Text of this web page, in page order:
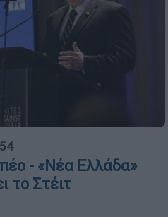
- «Νέα Ελλάδα»
το Στέιτ